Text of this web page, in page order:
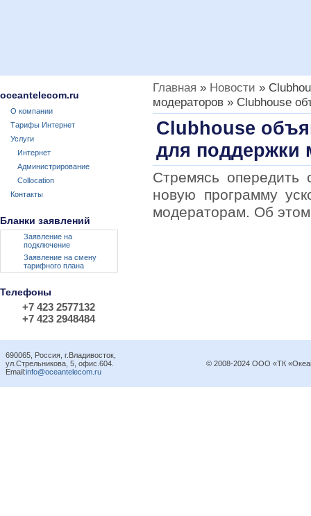
oceantelecom.ru
О компании
Тарифы Интернет
Услуги
Интернет
Администрирование
Collocation
Контакты
Бланки заявлений
Заявление на
подключение
Заявление на смену
тарифного плана
Телефоны
+7 423 2577132
+7 423 2948484
Главная » Новости »
модераторов » Clubhouse
Clubhouse
для поддержки
Стремясь опередить
новую программу
модераторам. Об
690065, Россия, г.Владивосток,
ул.Стрельникова, 5, офис.604.
Email:info@oceantelecom.ru
© 2008-2024 ООО «ТК